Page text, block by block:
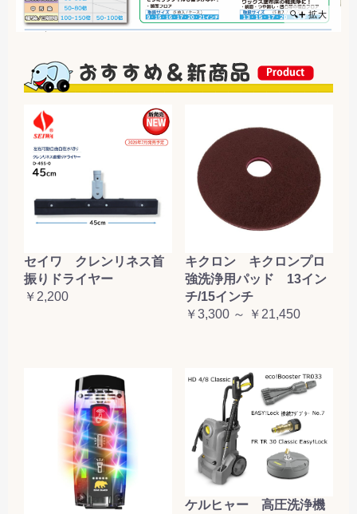
🔍➕ 拡大
セイワ クレンリネス首
振りドライヤー
￥2,200
キクロン キクロンプロ
強洗浄用パッド 13イン
チ/15インチ
￥3,300 ～ ￥21,450
ケルヒャー 高圧洗浄機